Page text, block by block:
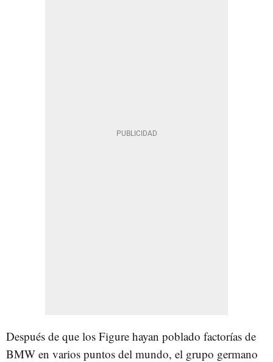
Después de que los Figure hayan poblado factorías de
BMW en varios puntos del mundo, el grupo germano